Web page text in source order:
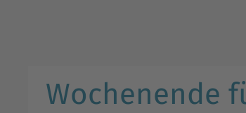
Wochenende